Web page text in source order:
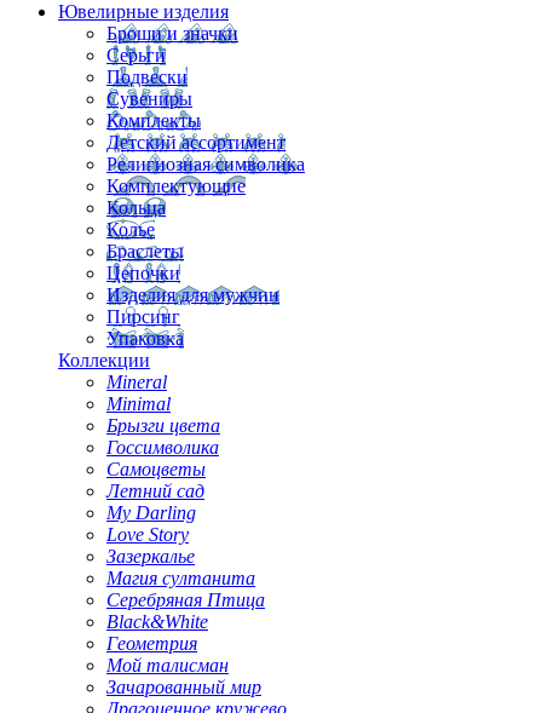
Ювелирные изделия
Броши и значки
Серьги
Подвески
Сувениры
Комплекты
Детский ассортимент
Религиозная символика
Комплектующие
Кольца
Колье
Браслеты
Цепочки
Изделия для мужчин
Пирсинг
Упаковка
Коллекции
Mineral
Minimal
Брызги цвета
Госсимволика
Самоцветы
Летний сад
My Darling
Love Story
Зазеркалье
Магия султанита
Серебряная Птица
Black&White
Геометрия
Мой талисман
Зачарованный мир
Драгоценное кружево